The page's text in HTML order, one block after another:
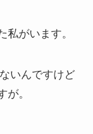
私がいます。
いんですけど
が。